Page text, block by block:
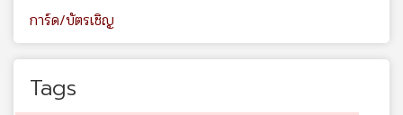
การ์ด/บัตรเชิญ
Tags